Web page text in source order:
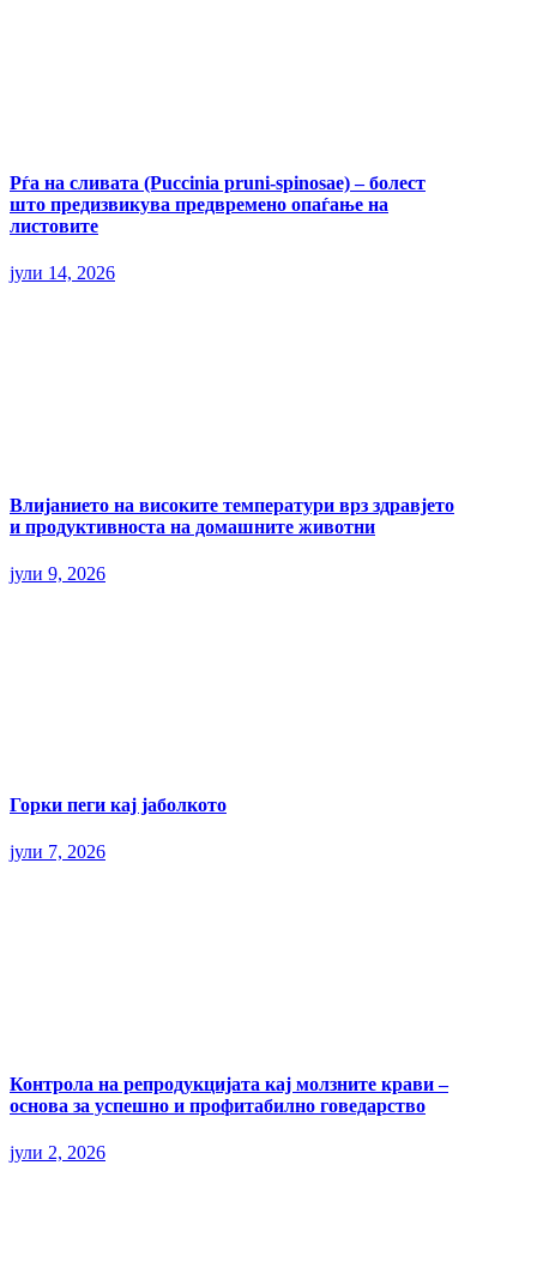
Рѓа на сливата (Puccinia pruni-spinosae) – болест
што предизвикува предвремено опаѓање на
листовите
јули 14, 2026
Влијанието на високите температури врз здравјето
и продуктивноста на домашните животни
јули 9, 2026
Горки пеги кај јаболкото
јули 7, 2026
Контрола на репродукцијата кај молзните крави –
основа за успешно и профитабилно говедарство
јули 2, 2026